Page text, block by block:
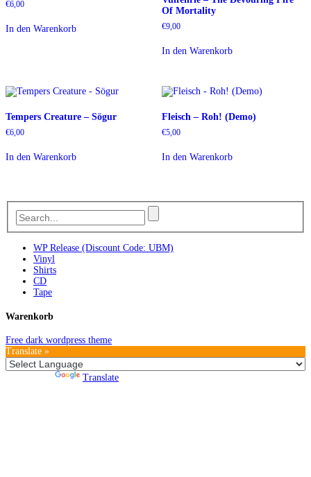
€6,00
In den Warenkorb
Of Mortality
€9,00
In den Warenkorb
Tempers Creature – Sögur
€6,00
In den Warenkorb
Fleisch – Roh! (Demo)
€5,00
In den Warenkorb
WP Release (Discount Code: UBM)
Vinyl
Shirts
CD
Tape
Warenkorb
Free dark wordpress theme
Translate »
Translate